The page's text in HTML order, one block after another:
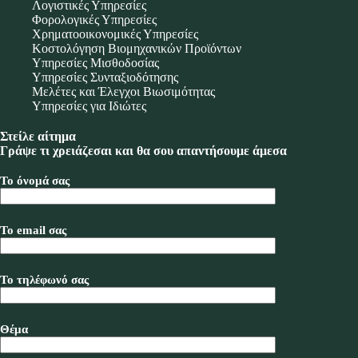
Λογιστικές Υπηρεσίες
Φορολογικές Υπηρεσίες
Χρηματοοικονομικές Υπηρεσίες
Κοστολόγηση Βιομηχανικών Προϊόντων
Υπηρεσίες Μισθοδοσίας
Υπηρεσίες Συνταξιοδότησης
Μελέτες και Έλεγχοι Βιωσιμότητας
Υπηρεσίες για Ιδιώτες
Στείλε αίτημα
Γράψε τι χρειάζεσαι και θα σου απαντήσουμε άμεσα
Το όνομά σας
Το email σας
Το τηλέφωνό σας
Θέμα